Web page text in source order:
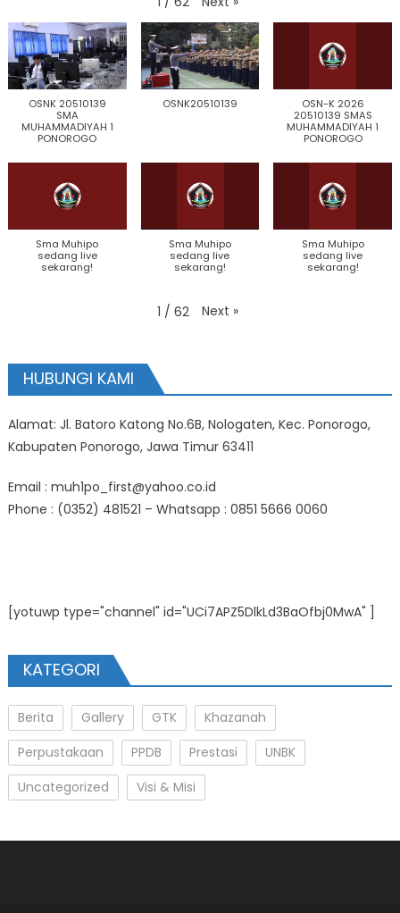
OSNK 20510139
SMA
MUHAMMADIYAH 1
PONOROGO
OSNK20510139
OSN-K 2026
20510139 SMAS
MUHAMMADIYAH 1
PONOROGO
Sma Muhipo
sedang live
sekarang!
Sma Muhipo
sedang live
sekarang!
Sma Muhipo
sedang live
sekarang!
1 / 62 Next »
HUBUNGI KAMI
Alamat: Jl. Batoro Katong No.6B, Nologaten, Kec. Ponorogo,
Kabupaten Ponorogo, Jawa Timur 63411
Email : muh1po_first@yahoo.co.id
Phone : (0352) 481521 – Whatsapp : 0851 5666 0060
[yotuwp type="channel" id="UCi7APZ5DlkLd3BaOfbj0MwA" ]
KATEGORI
Berita Gallery GTK
Khazanah
Perpustakaan
PPDB Prestasi
UNBK
Uncategorized
Visi & Misi